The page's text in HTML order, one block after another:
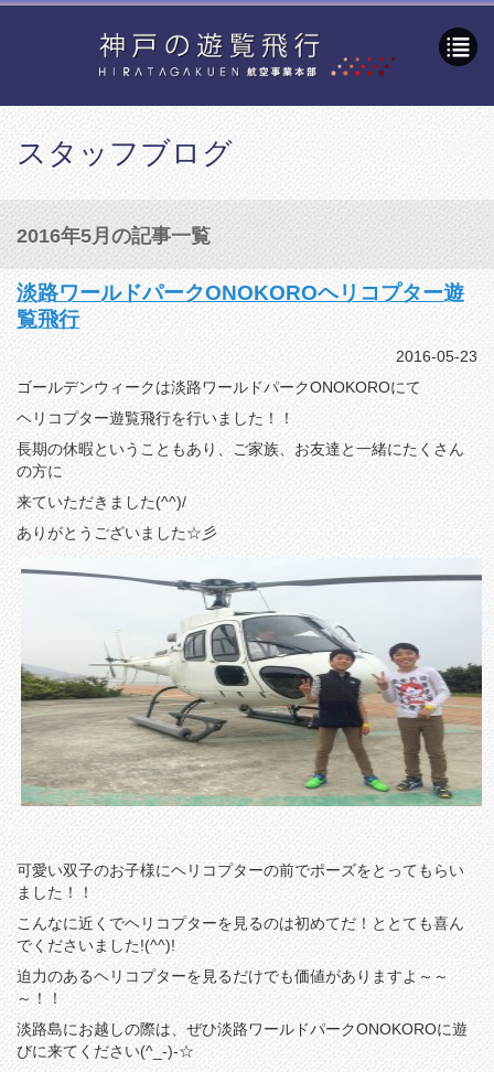
スタッフブログ
2016年5月の記事一覧
淡路ワールドパークONOKOROヘリコプター遊
覧飛行
2016-05-23
ゴールデンウィークは淡路ワールドパークONOKOROにて
ヘリコプター遊覧飛行を行いました！！
長期の休暇ということもあり、ご家族、お友達と一緒にたくさん
の方に
来ていただきました(^^)/
ありがとうございました☆彡
可愛い双子のお子様にヘリコプターの前でポーズをとってもらい
ました！！
こんなに近くでヘリコプターを見るのは初めてだ！ととても喜ん
でくださいました!(^^)!
迫力のあるヘリコプターを見るだけでも価値がありますよ～～
～！！
淡路島にお越しの際は、ぜひ淡路ワールドパークONOKOROに遊
びに来てください(^_-)-☆